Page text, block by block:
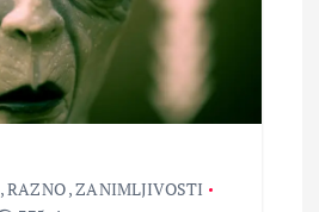
,RAZNO,ZANIMLJIVOSTI